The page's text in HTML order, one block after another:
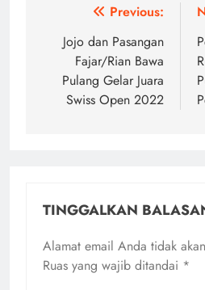
Navigasi
pos
Previous:
Jojo dan Pasangan
Fajar/Rian Bawa
Pulang Gelar Juara
Swiss Open 2022
TINGGALKAN
Alamat email Anda tidak
Ruas yang wajib ditandai *